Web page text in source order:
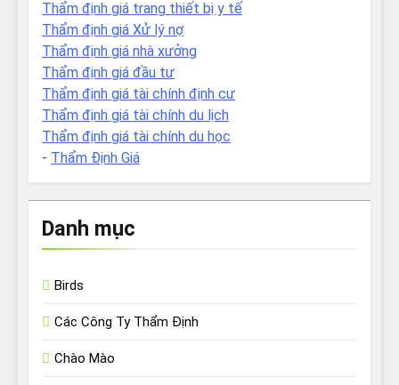
Thẩm định giá trang thiết bị y tế
Thẩm định giá Xử lý nợ
Thẩm định giá nhà xưởng
Thẩm định giá đầu tư
Thẩm định giá tài chính định cư
Thẩm định giá tài chính du lịch
Thẩm định giá tài chính du học
- Thẩm Định Giá
Danh mục
Birds
Các Công Ty Thẩm Định
Chào Mào